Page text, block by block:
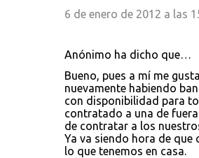
6 de enero de 2012 a las
Anónimo ha dicho que…
Bueno, pues a mí me
nuevamente habiendo
con disponibilidad para
contratado a una de
de contratar a los
Ya va siendo hora de que
lo que tenemos en casa.